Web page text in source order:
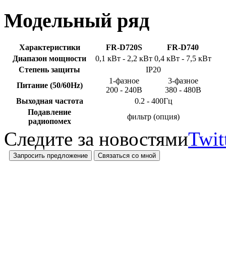
Модельный ряд
Характеристики FR-D720S
FR-D740
Диапазон мощности
0,1 кВт - 2,2 кВт 0,4 кВт - 7,5 кВт
Степень защиты
IP20
Питание (50/60Hz)
1-фазное
200 - 240В
3-фазное
380 - 480В
Выходная частота
0.2 - 400Гц
Подавление
радиопомех
фильтр (опция)
Следите за новостями
Запросить предложение Связаться со мной